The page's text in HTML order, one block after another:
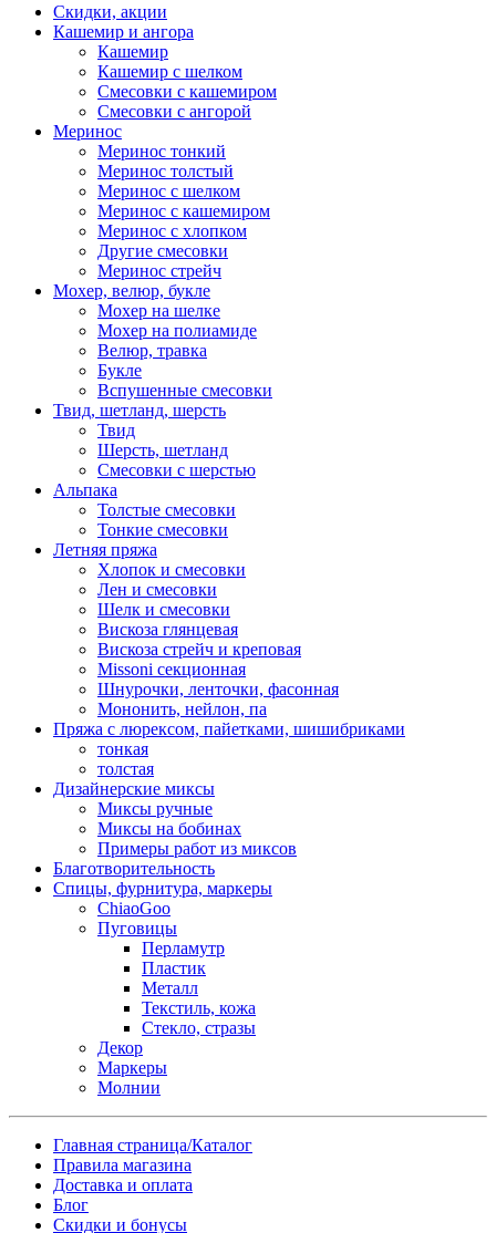
Скидки, акции
Кашемир и ангора
Кашемир
Кашемир с шелком
Смесовки с кашемиром
Смесовки с ангорой
Меринос
Меринос тонкий
Меринос толстый
Меринос с шелком
Меринос с кашемиром
Меринос с хлопком
Другие смесовки
Меринос стрейч
Мохер, велюр, букле
Мохер на шелке
Мохер на полиамиде
Велюр, травка
Букле
Вспушенные смесовки
Твид, шетланд, шерсть
Твид
Шерсть, шетланд
Смесовки с шерстью
Альпака
Толстые смесовки
Тонкие смесовки
Летняя пряжа
Хлопок и смесовки
Лен и смесовки
Шелк и смесовки
Вискоза глянцевая
Вискоза стрейч и креповая
Missoni секционная
Шнурочки, ленточки, фасонная
Мононить, нейлон, па
Пряжа с люрексом, пайетками, шишибриками
тонкая
толстая
Дизайнерские миксы
Миксы ручные
Миксы на бобинах
Примеры работ из миксов
Благотворительность
Спицы, фурнитура, маркеры
ChiaoGoo
Пуговицы
Перламутр
Пластик
Металл
Текстиль, кожа
Стекло, стразы
Декор
Маркеры
Молнии
Главная страница/Каталог
Правила магазина
Доставка и оплата
Блог
Скидки и бонусы